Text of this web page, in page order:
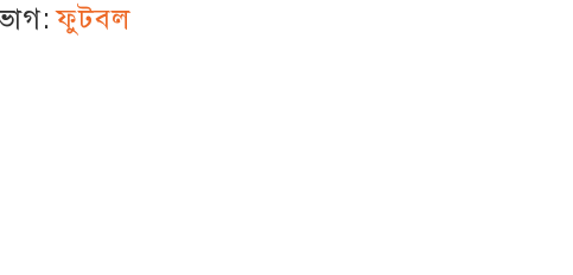
ফুটবল